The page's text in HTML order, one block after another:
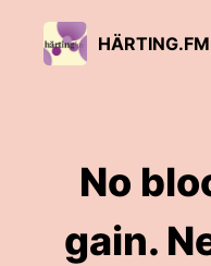
No
gain.